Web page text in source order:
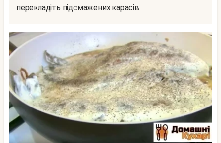
перекладіть підсмажених карасів.